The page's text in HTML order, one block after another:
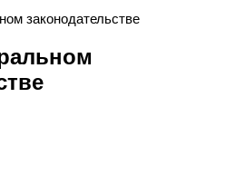
законодательстве